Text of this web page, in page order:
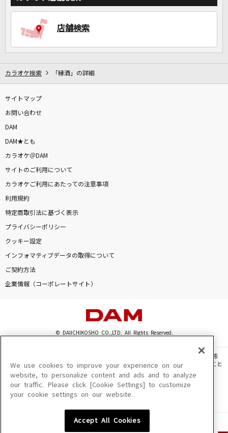
店舗検索
カラオケ検索 「縁酒」の詳細
サイトマップ
お問い合わせ
DAM
DAM★とも
カラオケ＠DAM
サイトのご利用について
カラオケご利用にあたっての注意事項
利用規約
特定商取引法に基づく表示
プライバシーポリシー
クッキー設定
インフォマティブデータの取得について
ご契約方法
企業情報（コーポレートサイト）
© DAIICHIKOSHO CO.,LTD. All Rights Reserved.
このサイトに掲載されている一切の文章・画像・写真・動画・音声等を、手段や形態
を問わず、著作権法の定める範囲を超えて無断で複製、転載、ファイル化などすること
を禁じます。
楽曲及びコンテンツは、機種によりご利用いただけない場合があります。
楽曲及びコンテンツの配信日、配信内容が変更になる場合があります。
We use cookies to improve your experience on our
website, to personalize content and ads and to analyze
our traffic. Please click [Cookie Settings] to customize
your cookie settings on our website.
Accept All Cookies